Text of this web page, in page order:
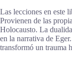
Las lecciones en este
Provienen de las
Holocausto. La
en la narrativa de
transformó un trauma